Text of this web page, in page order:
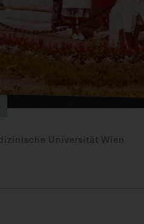
Universität Wien